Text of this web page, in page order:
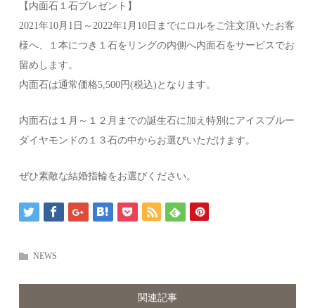
【内面石１石プレゼント】
2021年10月1日～2022年1月10日までにロルをご注文頂いたお客
様へ、１本につき１石をリングの内側へ内面石をサービスでお
留めします。
内面石は通常価格5,500円(税込)となります。
内面石は１月～１２月までの誕生石に加え特別にアイスブルー
ダイヤモンドの１３石の中からお選びいただけます。
ぜひ素敵な結婚指輪をお選びください。
NEWS
関連記事